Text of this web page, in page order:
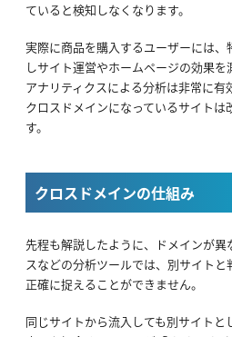
ていると検知しなくなります。
実際に商品を購入するユーザーには
しサイト運営やホームページの効果
アナリティクスによる分析は非常に有
クロスドメインになっているサイトは
す。
クロスドメインの仕組み
先程も解説したように、ドメインが
スなどの分析ツールでは、別サイト
正確に捉えることができません。
同じサイトから流入しても別サイト